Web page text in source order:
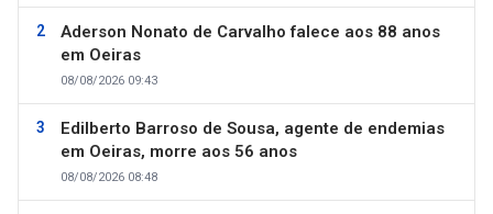
Aderson Nonato de Carvalho falece aos 88 anos
em Oeiras
08/08/2026 09:43
Edilberto Barroso de Sousa, agente de endemias
em Oeiras, morre aos 56 anos
08/08/2026 08:48